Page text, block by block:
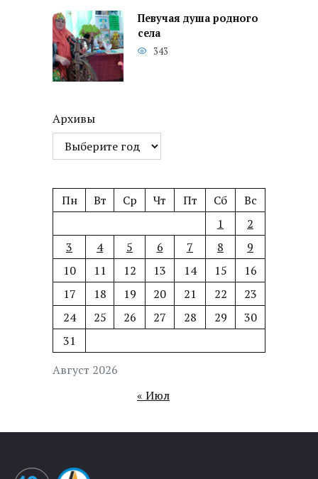
Певучая душа родного
села
343
Архивы
Август 2026
Пн Вт Ср Чт Пт Сб
Вс
1
2
3
4 5 6 7 8
9
10
11 12 13 14 15
16
17
18 19 20 21 22
23
24
25 26 27 28 29
30
31
« Июл